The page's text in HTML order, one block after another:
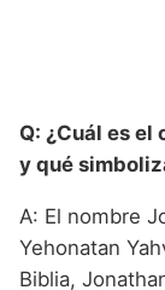
Q: ¿Cuál es
y qué
A: El nombre
Yehonatan
Biblia,